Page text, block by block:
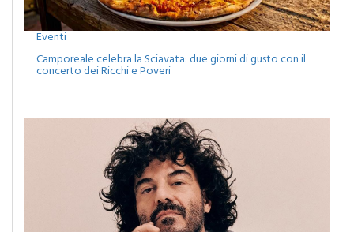
Eventi
Camporeale celebra la Sciavata: due giorni di gusto con il